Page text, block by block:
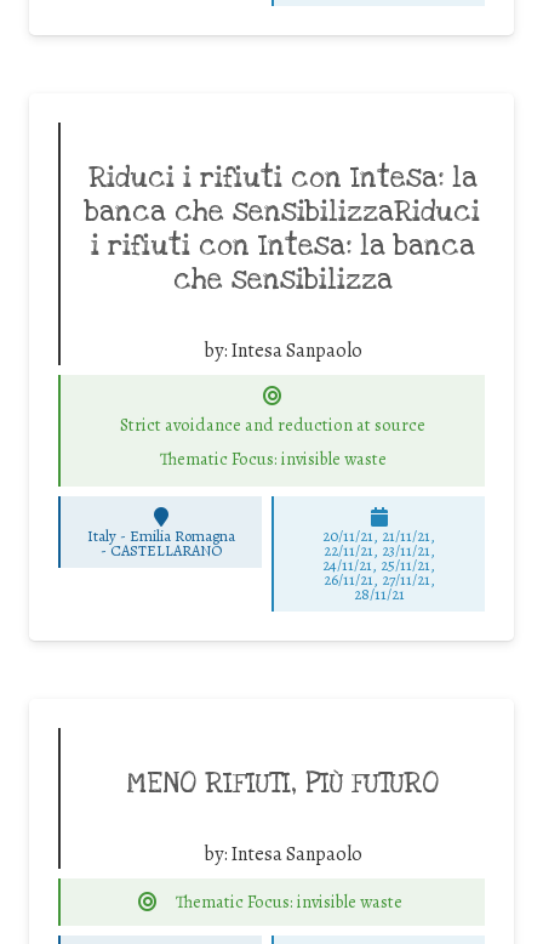
Riduci i rifiuti con Intesa: la
banca che sensibilizzaRiduci
i rifiuti con Intesa: la banca
che sensibilizza
by:Intesa Sanpaolo
Strict avoidance and reduction at source
Thematic Focus: invisible waste
Italy - Emilia Romagna
-CASTELLARANO
20/11/21, 21/11/21,
22/11/21, 23/11/21,
24/11/21, 25/11/21,
26/11/21, 27/11/21,
28/11/21
MENO RIFIUTI, PIÙ FUTURO
by:Intesa Sanpaolo
Thematic Focus: invisible waste